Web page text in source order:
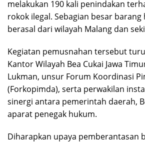
melakukan 190 kali penindakan
rokok ilegal. Sebagian besar
berasal dari wilayah Malang dan
Kegiatan pemusnahan tersebut
Kantor Wilayah Bea Cukai Jawa
Lukman, unsur Forum Koordinasi
(Forkopimda), serta perwakilan
sinergi antara pemerintah daerah,
aparat penegak hukum.
Diharapkan upaya pemberantasan